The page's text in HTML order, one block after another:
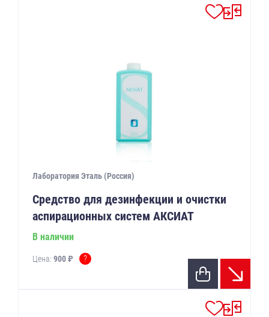
Лаборатория Эталь (Россия)
Средство для дезинфекции и очистки
аспирационных систем АКСИАТ
В наличии
Цена: 900 ₽ ?